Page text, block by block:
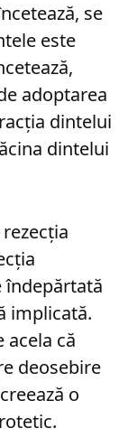
se
este
adoptarea
dintelui
dintelui
îndepărtată
implicată.
acela că
deosebire
o